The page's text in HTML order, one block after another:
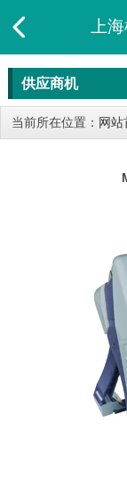
上
供应商机
当前所在位置： 网站